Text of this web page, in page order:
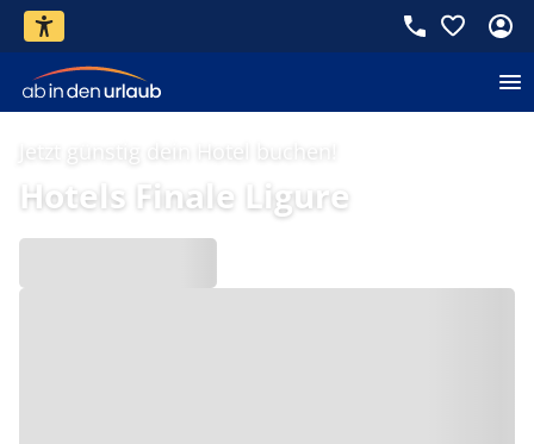
Jetzt günstig dein Hotel buchen!
Hotels Finale Ligure